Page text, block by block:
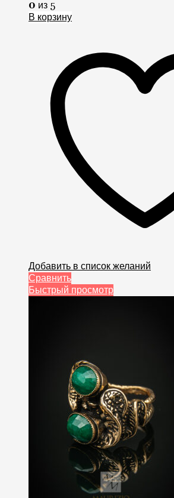
0 из 5
В корзину
Добавить в список желаний
Сравнить
Быстрый просмотр